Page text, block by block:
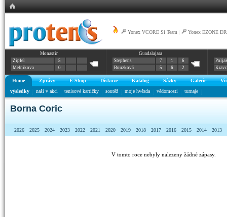
Yonex VCORE Si Team Yonex EZONE
Monastir
Zipfel
5
Melnikova
0
Guadalajara
Stephens
7 1
6
Bouzková
5 6 2
Home Zprávy E-Shop Diskuze Katalog Sázky Galerie
výsledky
naši v akci tenisové kartičky soutěž moje hvězda vědomosti turnaje
Borna Coric
2026 2025 2024 2023 2022 2021 2020 2019 2018 2017 2016 2015 2014 2013
V tomto roce nebyly nalezeny žádné zápasy.